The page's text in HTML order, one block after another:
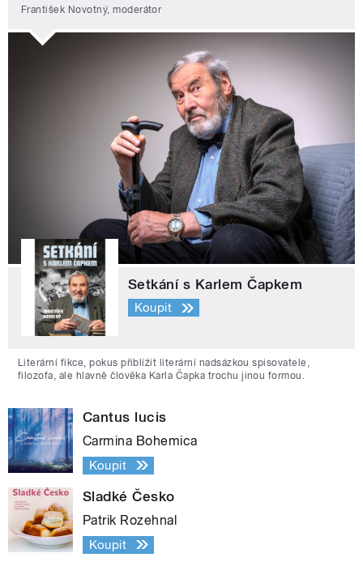
František Novotný, moderátor
Setkání s Karlem Čapkem
Koupit
Literární fikce, pokus přiblížit literární nadsázkou spisovatele,
filozofa, ale hlavně člověka Karla Čapka trochu jinou formou.
Cantus lucis
Carmina Bohemica
Koupit
Sladké Česko
Patrik Rozehnal
Koupit